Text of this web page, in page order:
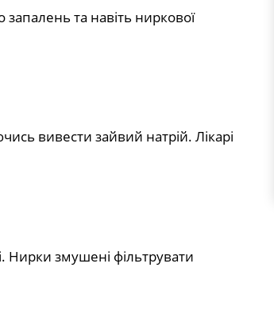
та навіть ниркової
вивести зайвий натрій. Лікарі
Нирки змушені фільтрувати